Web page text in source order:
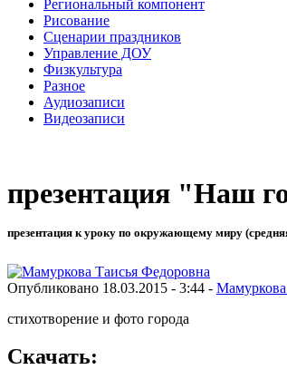
Региональный компонент
Рисование
Сценарии праздников
Управление ДОУ
Физкультура
Разное
Аудиозаписи
Видеозаписи
презентация "Наш
презентация к уроку по окружающему миру
Опубликовано 18.03.2015 - 3:44 -
стихотворение и фото города
Скачать: